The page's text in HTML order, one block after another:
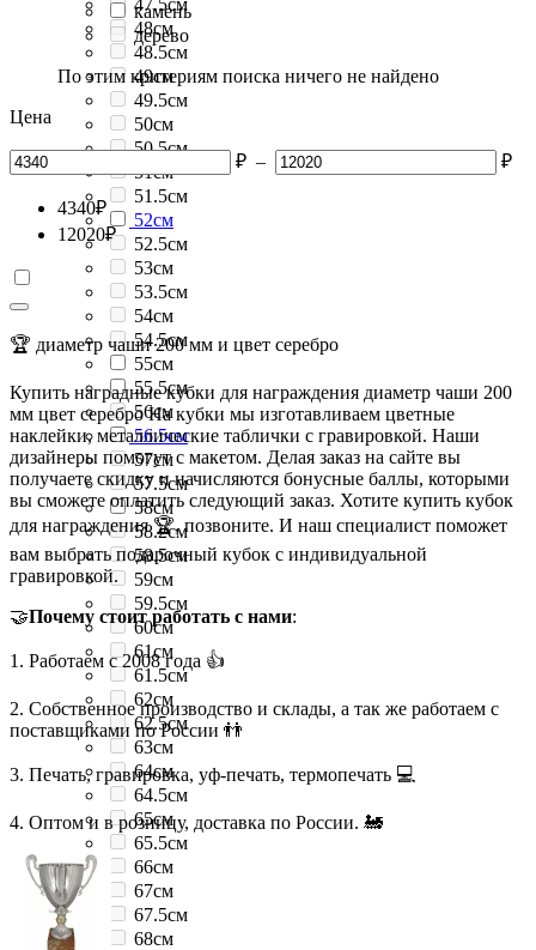
48см
48.5см
49см
49.5см
50см
50.5см
51см
51.5см
52см
52.5см
53см
53.5см
54см
54.5см
55см
55.5см
56см
56.5см
57см
57.5см
58см
58.2см
58.5см
59см
59.5см
60см
61см
61.5см
62см
62.5см
63см
64см
64.5см
65см
65.5см
66см
67см
67.5см
68см
камень
дерево
По этим критериям поиска ничего не найдено
Цена
₽ – ₽
4340₽
12020₽
🏆 диаметр чаши 200 мм и цвет серебро
Купить наградные кубки для награждения диаметр чаши 200
мм цвет серебро На кубки мы изготавливаем цветные
наклейки, металлические таблички с гравировкой. Наши
дизайнеры помогут с макетом. Делая заказ на сайте вы
получаете скидку и начисляются бонусные баллы, которыми
вы сможете оплатить следующий заказ. Хотите купить кубок
для награждения 🏆, позвоните. И наш специалист поможет
вам выбрать подарочный кубок с индивидуальной
гравировкой.
🤝Почему стоит работать с нами:
1. Работаем с 2008 года 👍
2. Собственное производство и склады, а так же работаем с
поставщиками по России 👬
3. Печать, гравировка, уф-печать, термопечать 💻
4. Оптом и в розницу, доставка по России. 🚂